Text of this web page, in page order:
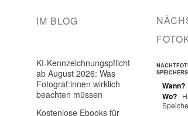
IM BLOG
KI-Kennzeichnungspflicht
ab August 2026: Was
Fotograf:innen wirklich
beachten müssen
Kostenlose Ebooks für
Wann?
Wo?